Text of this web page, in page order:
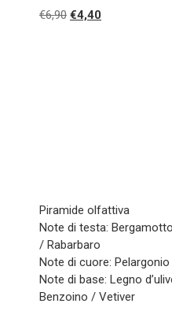
€6,90 Il
€4,40
Piramide olfattiva
Note di testa:
/ Rabarbaro
Note di cuore:
Note di base: Legno
Benzoino / Vetiver